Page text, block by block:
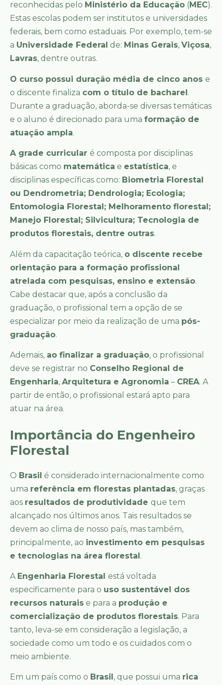
reconhecidas pelo Ministério da Educação (MEC).
Estas escolas podem ser institutos e universidades
federais, bem como estaduais. Por exemplo, tem-se
a Universidade Federal de: Minas Gerais, Viçosa,
Lavras, dentre outras.
O curso possui duração média de cinco anos e
o discente finaliza com o título de bacharel.
Durante a graduação, aborda-se diversas temáticas
e o aluno é direcionado para uma formação de
atuação ampla.
A grade curricular é composta por disciplinas
básicas como matemática e estatística, e
disciplinas específicas como: Biometria Florestal
ou Dendrometria; Dendrologia; Ecologia;
Entomologia Florestal; Melhoramento florestal;
Manejo Florestal; Silvicultura; Tecnologia de
produtos florestais, dentre outras.
Além da capacitação teórica, o discente recebe
orientação para a formação profissional
atrelada com pesquisas, ensino e extensão.
Cabe destacar que, após a conclusão da
graduação, o profissional tem a opção de se
especializar por meio da realização de uma pós-
graduação.
Ademais, ao finalizar a graduação, o profissional
deve se registrar no Conselho Regional de
Engenharia, Arquitetura e Agronomia – CREA. A
partir de então, o profissional estará apto para
atuar na área.
Importância do Engenheiro
Florestal
O Brasil é considerado internacionalmente como
uma referência em florestas plantadas, graças
aos resultados de produtividade que tem
alcançado nos últimos anos. Tais resultados se
devem ao clima de nosso país, mas também,
principalmente, ao investimento em pesquisas
e tecnologias na área florestal.
A Engenharia Florestal está voltada
especificamente para o uso sustentável dos
recursos naturais e para a produção e
comercialização de produtos florestais. Para
tanto, leva-se em consideração a legislação, a
sociedade como um todo e os cuidados com o
meio ambiente.
Em um país como o Brasil , que possui uma rica